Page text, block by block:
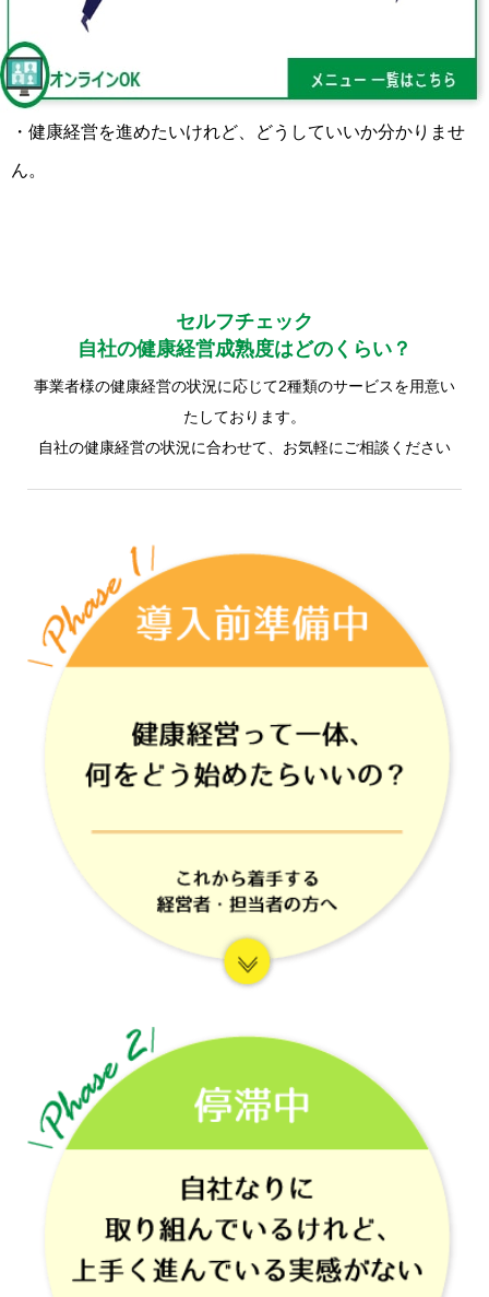
・健康経営を進めたいけれど、どうしていいか分かりませ
ん。
セルフチェック
自社の健康経営成熟度はどのくらい？
事業者様の健康経営の状況に応じて2種類のサービスを用意い
たしております。
自社の健康経営の状況に合わせて、お気軽にご相談ください